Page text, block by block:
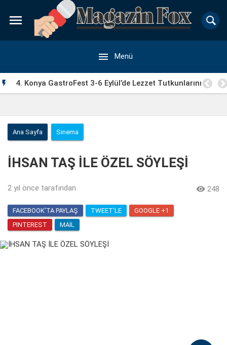

 Menü
 Manisa Büyükşehir’in Çocuk Şenlikleri Saruhanlı’da Yüzleri
Ana Sayfa Sinema
İHSAN TAŞ İLE ÖZEL SÖYLEŞİ
2 yıl önce tarafından  248
FACEBOOK'TA PAYLAŞ TWEET'LE
GOOGLE +1
PINTEREST
MAIL